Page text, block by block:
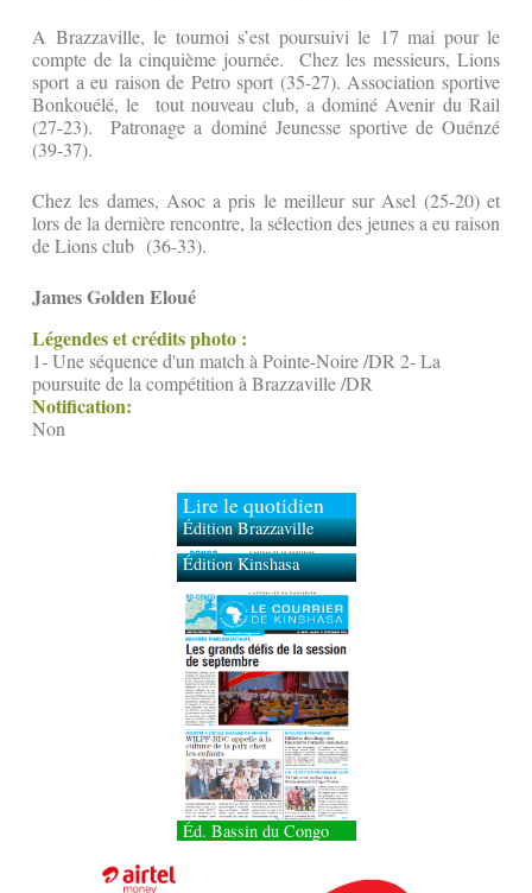
A Brazzaville, le tournoi s’est poursuivi le 17 mai pour le
compte de la cinquième journée. Chez les messieurs, Lions
sport a eu raison de Petro sport (35-27). Association sportive
Bonkouélé, le tout nouveau club, a dominé Avenir du Rail
(27-23). Patronage a dominé Jeunesse sportive de Ouénzé
(39-37).
Chez les dames, Asoc a pris le meilleur sur Asel (25-20) et
lors de la dernière rencontre, la sélection des jeunes a eu raison
de Lions club (36-33).
James Golden Eloué
Légendes et crédits photo :
1- Une séquence d'un match à Pointe-Noire /DR 2- La
poursuite de la compétition à Brazzaville /DR
Notification:
Non
Lire le quotidien
Édition Brazzaville
Édition Kinshasa
Éd. Bassin du Congo